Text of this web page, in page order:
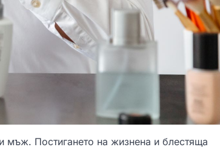
мъж. Постигането на жизнена и блестяща